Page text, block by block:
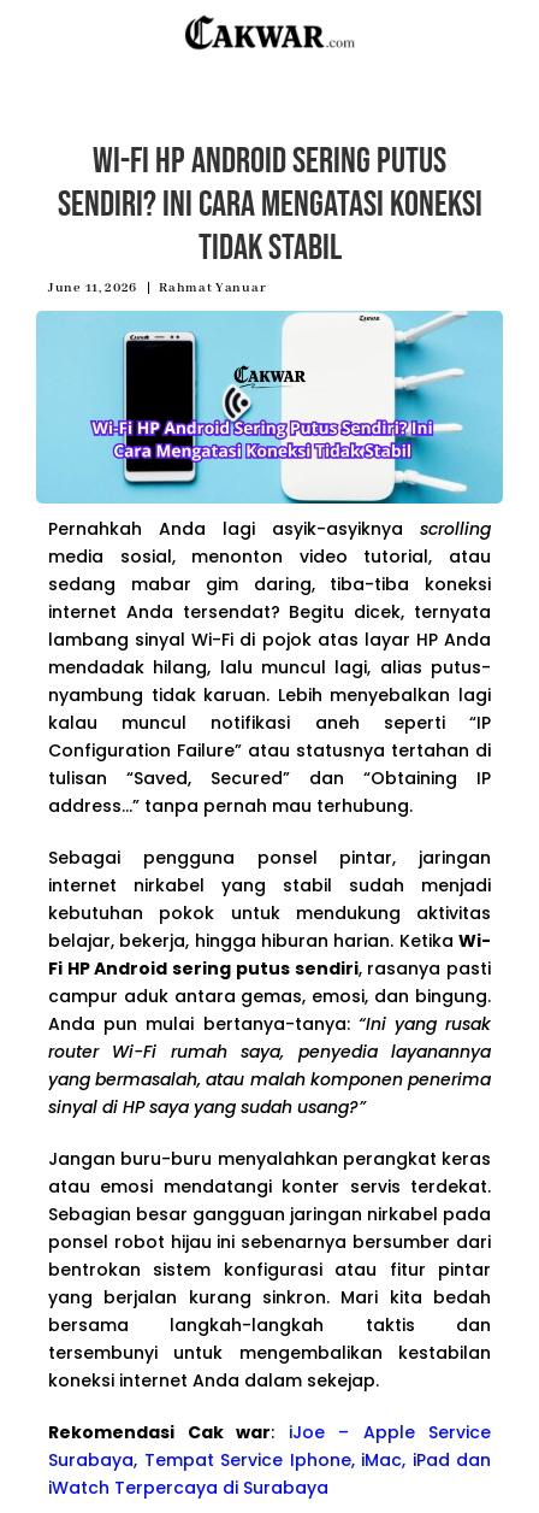
Wi-Fi HP Android Sering Putus
Sendiri? Ini Cara Mengatasi Koneksi
Tidak Stabil
June 11, 2026 Rahmat Yanuar
Pernahkah Anda lagi asyik-asyiknya scrolling
media sosial, menonton video tutorial, atau
sedang mabar gim daring, tiba-tiba koneksi
internet Anda tersendat? Begitu dicek, ternyata
lambang sinyal Wi-Fi di pojok atas layar HP Anda
mendadak hilang, lalu muncul lagi, alias putus-
nyambung tidak karuan. Lebih menyebalkan lagi
kalau muncul notifikasi aneh seperti “IP
Configuration Failure” atau statusnya tertahan di
tulisan “Saved, Secured” dan “Obtaining IP
address…” tanpa pernah mau terhubung.
Sebagai pengguna ponsel pintar, jaringan
internet nirkabel yang stabil sudah menjadi
kebutuhan pokok untuk mendukung aktivitas
belajar, bekerja, hingga hiburan harian. Ketika Wi-
Fi HP Android sering putus sendiri, rasanya pasti
campur aduk antara gemas, emosi, dan bingung.
Anda pun mulai bertanya-tanya: “Ini yang rusak
router Wi-Fi rumah saya, penyedia layanannya
yang bermasalah, atau malah komponen penerima
sinyal di HP saya yang sudah usang?”
Jangan buru-buru menyalahkan perangkat keras
atau emosi mendatangi konter servis terdekat.
Sebagian besar gangguan jaringan nirkabel pada
ponsel robot hijau ini sebenarnya bersumber dari
bentrokan sistem konfigurasi atau fitur pintar
yang berjalan kurang sinkron. Mari kita bedah
bersama langkah-langkah taktis dan
tersembunyi untuk mengembalikan kestabilan
koneksi internet Anda dalam sekejap.
Rekomendasi Cak war: iJoe – Apple Service
Surabaya, Tempat Service Iphone, iMac, iPad dan
iWatch Terpercaya di Surabaya